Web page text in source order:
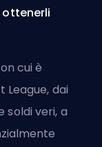
cui è
dai
soldi veri, a